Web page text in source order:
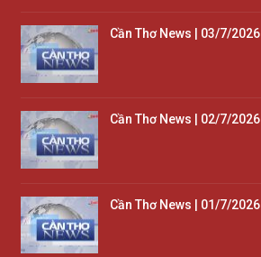
Cần Thơ News | 03/7/2026
Cần Thơ News | 02/7/2026
Cần Thơ News | 01/7/2026